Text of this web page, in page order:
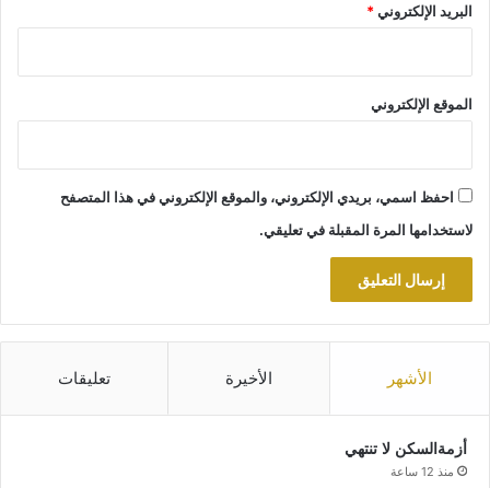
البريد الإلكتروني*
الموقع الإلكتروني
احفظ اسمي، بريدي الإلكتروني، والموقع الإلكتروني في هذا المتصفح
لاستخدامها المرة المقبلة في تعليقي.
الأشهر الأخيرة تعليقات
أزمةالسكن لا تنتهي
منذ 12 ساعة